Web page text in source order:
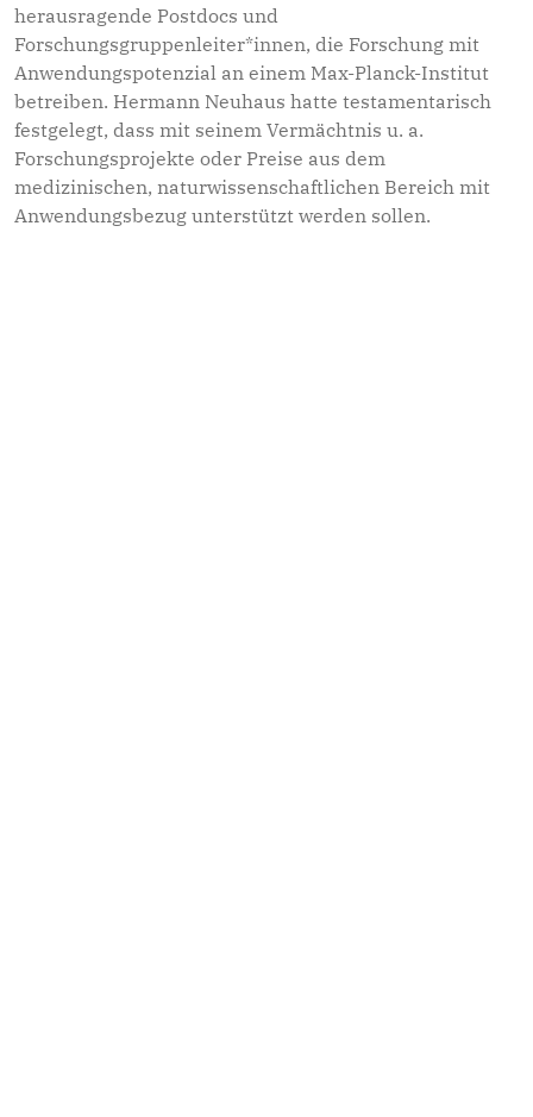
herausragende Postdocs und
Forschungsgruppenleiter*innen, die Forschung mit
Anwendungspotenzial an einem Max-Planck-Institut
betreiben. Hermann Neuhaus hatte testamentarisch
festgelegt, dass mit seinem Vermächtnis u. a.
Forschungsprojekte oder Preise aus dem
medizinischen, naturwissenschaftlichen Bereich mit
Anwendungsbezug unterstützt werden sollen.